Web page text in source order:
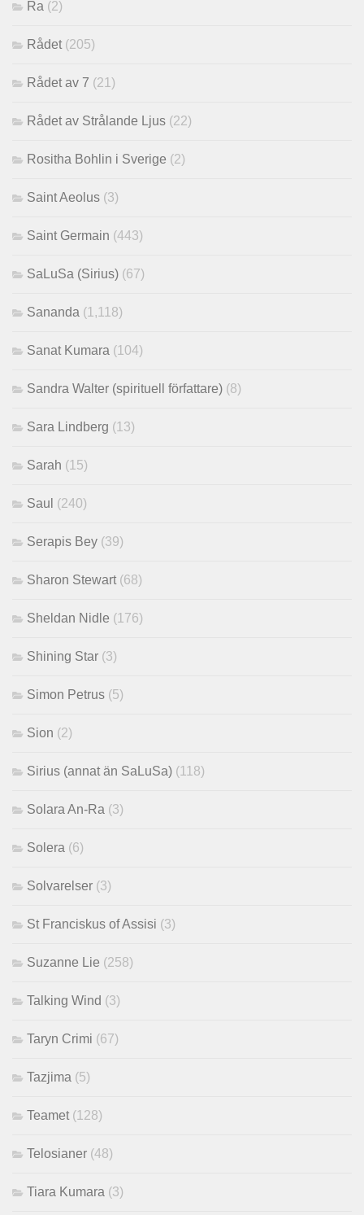
Ra (2)
Rådet(205)
Rådet av 7 (21)
Rådet av Strålande Ljus (22)
Rositha Bohlin i Sverige (2)
Saint Aeolus (3)
Saint Germain (443)
SaLuSa (Sirius) (67)
Sananda (1,118)
Sanat Kumara (104)
Sandra Walter (spirituell författare) (8)
Sara Lindberg (13)
Sarah (15)
Saul (240)
Serapis Bey (39)
Sharon Stewart(68)
Sheldan Nidle (176)
Shining Star (3)
Simon Petrus (5)
Sion (2)
Sirius (annat än SaLuSa) (118)
Solara An-Ra (3)
Solera (6)
Solvarelser (3)
St Franciskus of Assisi (3)
Suzanne Lie (258)
Talking Wind (3)
Taryn Crimi (67)
Tazjima (5)
Teamet(128)
Telosianer (48)
Tiara Kumara (3)